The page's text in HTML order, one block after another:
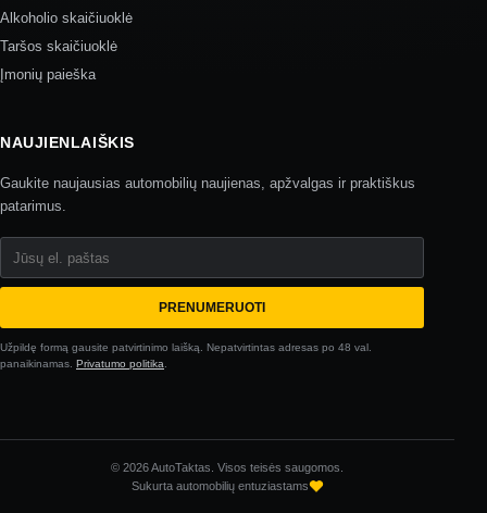
Alkoholio skaičiuoklė
Taršos skaičiuoklė
Įmonių paieška
NAUJIENLAIŠKIS
Gaukite naujausias automobilių naujienas, apžvalgas ir praktiškus
patarimus.
Jūsų el. paštas
PRENUMERUOTI
Užpildę formą gausite patvirtinimo laišką. Nepatvirtintas adresas po 48 val.
panaikinamas. Privatumo politika
© 2026 AutoTaktas. Visos teisės saugomos.
Sukurta automobilių entuziastams